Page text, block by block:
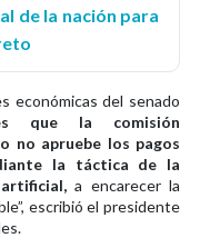
de la nación para
económicas del senado
que la comisión
no apruebe los pagos
la táctica de la
a encarecer la
escribió el presidente